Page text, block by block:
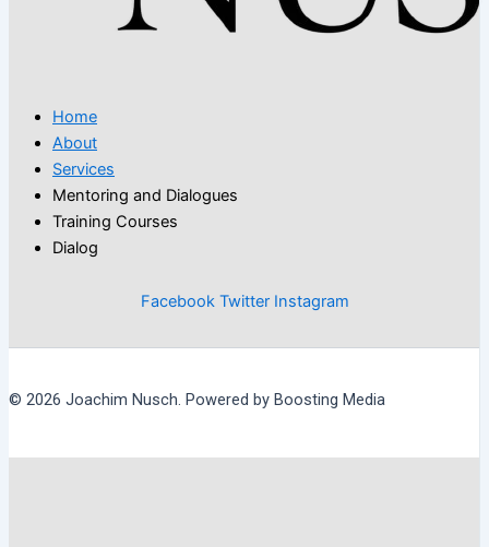
Home
About
Services
Mentoring and Dialogues
Training Courses
Dialog
Facebook Twitter Instagram
© 2026 Joachim Nusch. Powered by Boosting Media